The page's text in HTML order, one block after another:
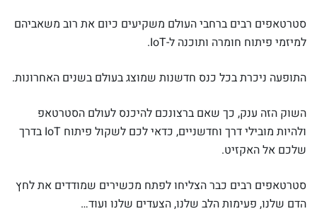
סטרטאפים רבים ברחבי העולם משקיעים כיום את רוב משאביהם
למיזמי פיתוח חומרה ותוכנה ל-IoT.
התופעה ניכרת בכל כנס חדשנות שמוצג בעולם בשנים האחרונות.
השוק הזה ענק, כך שאם ברצונכם להיכנס לעולם הסטרטאפ
ולהיות מובילי דרך וחדשניים, כדאי לכם לשקול פיתוח IoT בדרך
שלכם אל האקזיט.
סטרטאפים רבים כבר הצליחו לפתח מכשירים שמודדים את לחץ
הדם שלנו, פעימות הלב שלנו, הצעדים שלנו ועוד…